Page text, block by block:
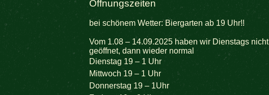
Öffnungszeiten
bei schönem Wetter: Biergarten ab 19 Uhr!!
Vom 1.08 – 14.09.2025 haben wir Dienstags nicht
geöffnet, dann wieder normal
Dienstag 19 – 1 Uhr
Mittwoch 19 – 1 Uhr
Donnerstag 19 – 1Uhr